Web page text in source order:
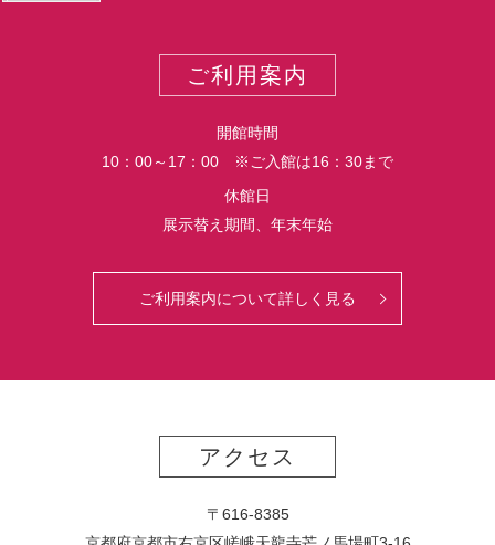
ご利用案内
開館時間
10：00～17：00 ※ご入館は16：30まで
休館日
展示替え期間、年末年始
ご利用案内について詳しく見る
アクセス
〒616-8385